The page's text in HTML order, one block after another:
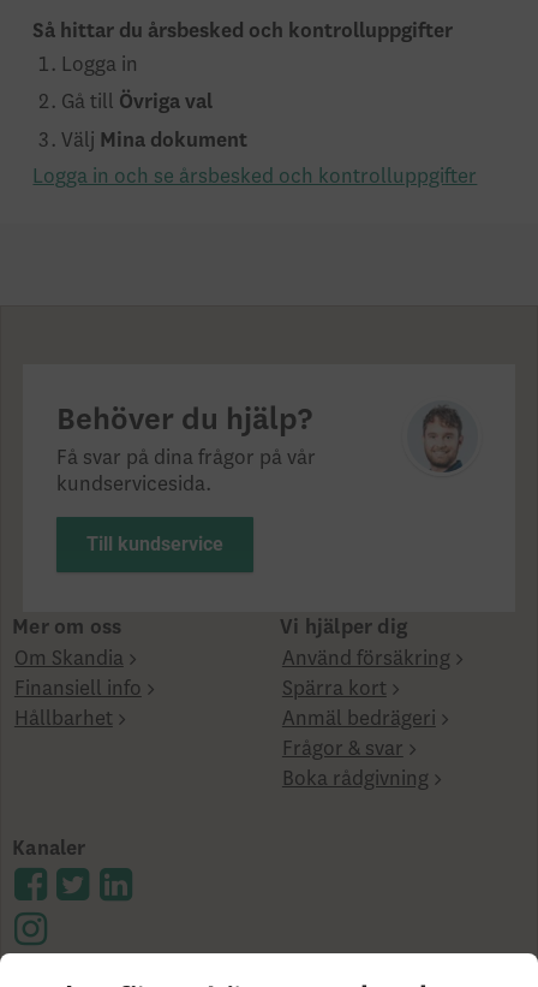
Så hittar du årsbesked och kontrolluppgifter
Logga in
Gå till Övriga val
Välj Mina dokument
Logga in och se årsbesked och kontrolluppgifter
Behöver du hjälp?
Få svar på dina frågor på vår
kundservicesida.
Till kundservice
Mer om oss
Om Skandia
Finansiell info
Hållbarhet
Vi hjälper dig
Använd försäkring
Spärra kort
Anmäl bedrägeri
Frågor & svar
Boka rådgivning
Kanaler